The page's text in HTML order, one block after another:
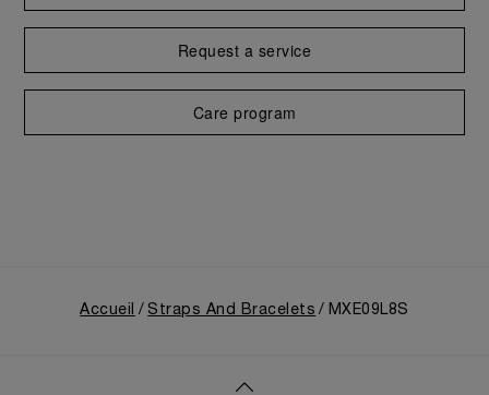
Request a service
Care program
Accueil Straps And Bracelets MXE09L8S